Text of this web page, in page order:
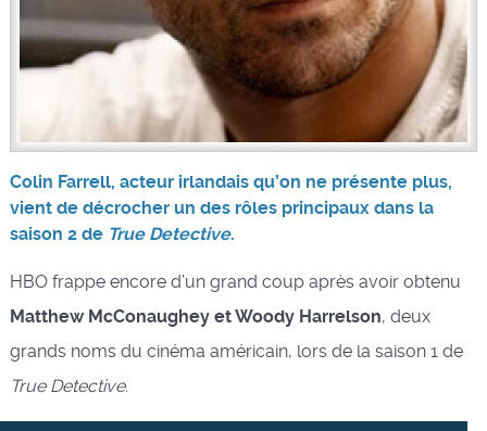
Colin Farrell, acteur irlandais qu’on ne présente plus,
vient de décrocher un des rôles principaux dans la
saison 2 de True Detective.
HBO frappe encore d’un grand coup après avoir obtenu
Matthew McConaughey et Woody Harrelson, deux
grands noms du cinéma américain, lors de la saison 1 de
True Detective.